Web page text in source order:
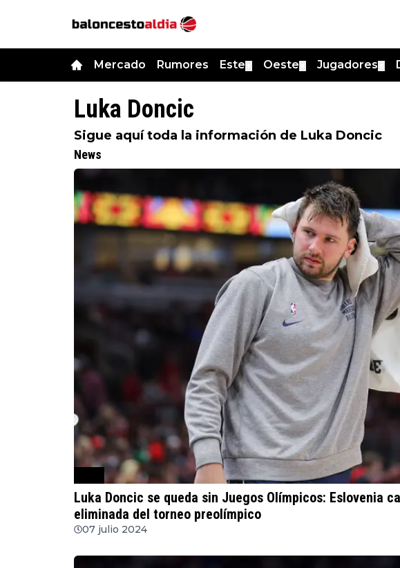
Mercado Rumores Este Oeste Jugadores
Luka Doncic
Sigue aquí toda la información de Luka Doncic
News
Luka Doncic se queda sin Juegos Olímpicos: Eslovenia
eliminada del torneo preolímpico
07 julio 2024